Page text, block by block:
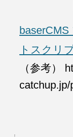
トスクリ
（参考）
catchup.jp/